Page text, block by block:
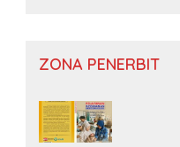
ZONA PENERBIT